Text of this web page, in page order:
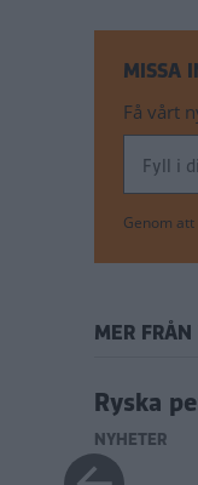
MISSA
Få vårt
Genom att
MER
Ryska
NYHETER